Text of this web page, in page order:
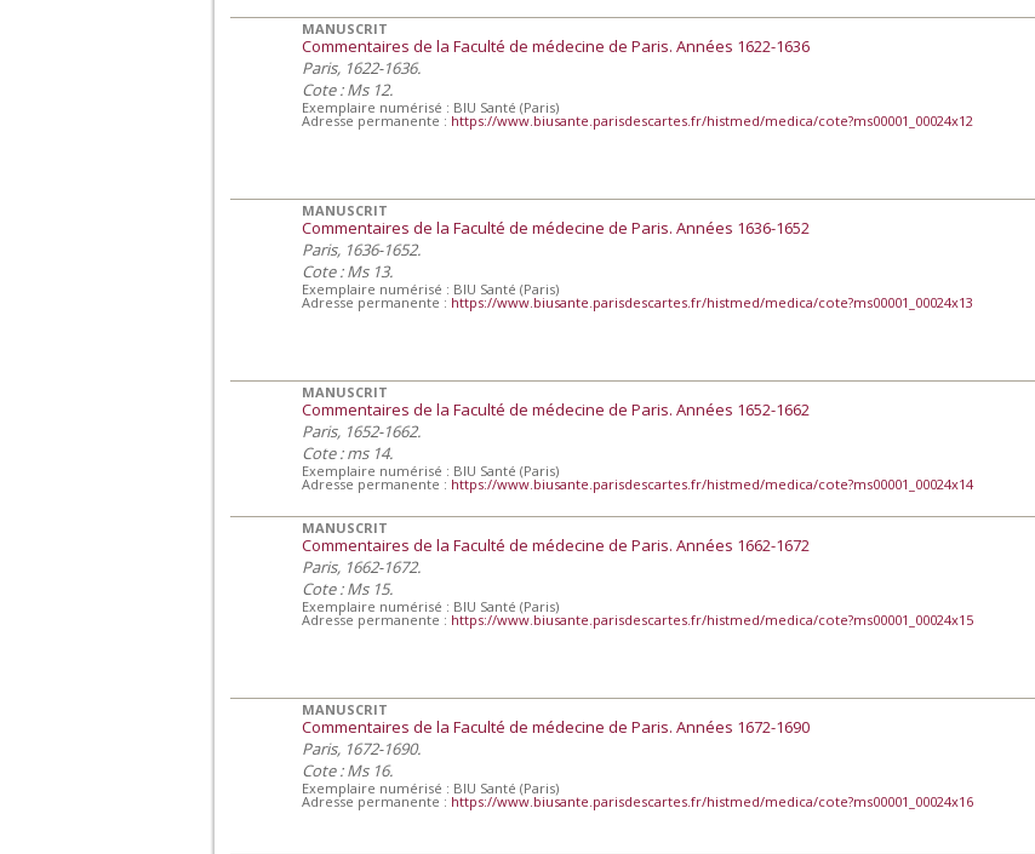
MANUSCRIT
Commentaires de la Faculté de médecine de Paris. Années 1622-1636
Paris, 1622-1636.
Cote : Ms 12.
Exemplaire numérisé : BIU Santé (Paris)
Adresse permanente : https://www.biusante.parisdescartes.fr/histmed/medica/cote?ms00001_00024x12
MANUSCRIT
Commentaires de la Faculté de médecine de Paris. Années 1636-1652
Paris, 1636-1652.
Cote : Ms 13.
Exemplaire numérisé : BIU Santé (Paris)
Adresse permanente : https://www.biusante.parisdescartes.fr/histmed/medica/cote?ms00001_00024x13
MANUSCRIT
Commentaires de la Faculté de médecine de Paris. Années 1652-1662
Paris, 1652-1662.
Cote : ms 14.
Exemplaire numérisé : BIU Santé (Paris)
Adresse permanente : https://www.biusante.parisdescartes.fr/histmed/medica/cote?ms00001_00024x14
MANUSCRIT
Commentaires de la Faculté de médecine de Paris. Années 1662-1672
Paris, 1662-1672.
Cote : Ms 15.
Exemplaire numérisé : BIU Santé (Paris)
Adresse permanente : https://www.biusante.parisdescartes.fr/histmed/medica/cote?ms00001_00024x15
MANUSCRIT
Commentaires de la Faculté de médecine de Paris. Années 1672-1690
Paris, 1672-1690.
Cote : Ms 16.
Exemplaire numérisé : BIU Santé (Paris)
Adresse permanente : https://www.biusante.parisdescartes.fr/histmed/medica/cote?ms00001_00024x16